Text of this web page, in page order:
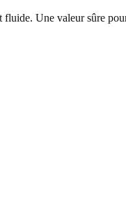
Une valeur sûre